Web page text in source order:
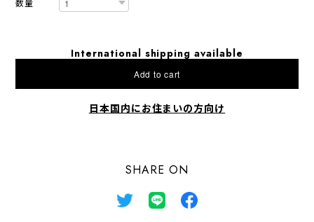
数量
International shipping available
Add to cart
日本国内にお住まいの方向け
SHARE ON